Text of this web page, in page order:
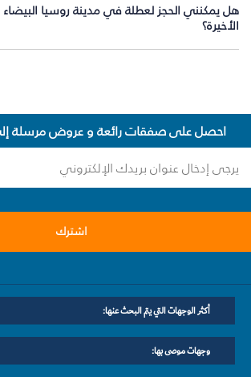
هل يمكنني الحجز لعطلة في مدينة روسيا
الأخيرة؟
احصل على صفقات رائعة و عروض مرسلة
اشترك
أكثر الوجهات التي يتم البحث عنها:
وجهات موصى بها: